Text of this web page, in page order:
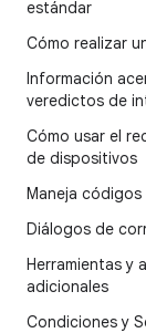
estándar
Cómo realizar
Información
veredictos de
Cómo usar el
de dispositivos
Maneja
Diálogos de
Herramientas y
adicionales
Condiciones y